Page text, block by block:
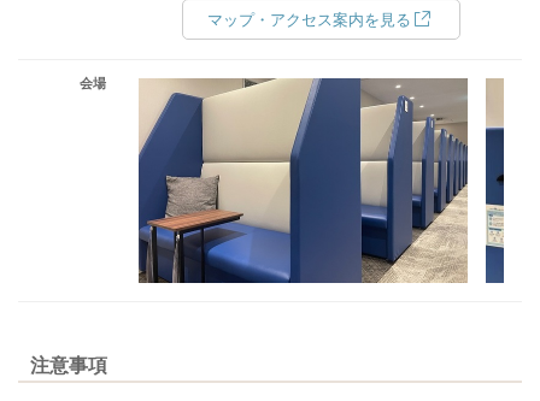
マップ・アクセス案内を見る
会場
注意事項